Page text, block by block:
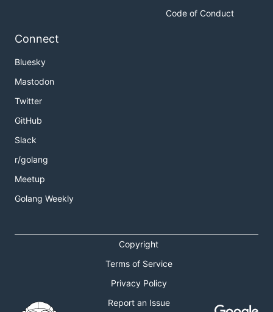
Code of Conduct
Connect
Bluesky
Mastodon
Twitter
GitHub
Slack
r/golang
Meetup
Golang Weekly
Copyright
Terms of Service
Privacy Policy
Report an Issue